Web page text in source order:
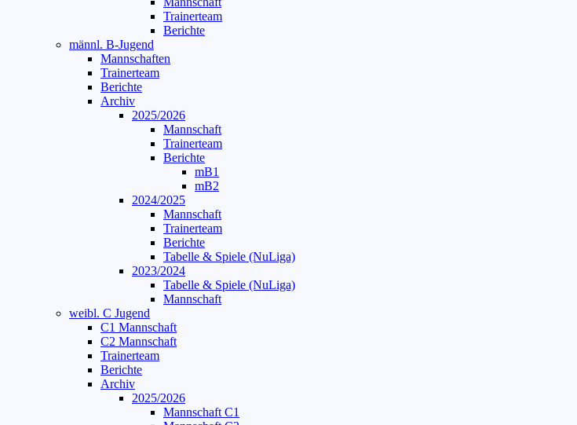
Trainerteam
Berichte
männl. B-Jugend
Mannschaften
Trainerteam
Berichte
Archiv
2025/2026
Mannschaft
Trainerteam
Berichte
mB1
mB2
2024/2025
Mannschaft
Trainerteam
Berichte
Tabelle & Spiele (NuLiga)
2023/2024
Tabelle & Spiele (NuLiga)
Mannschaft
weibl. C Jugend
C1 Mannschaft
C2 Mannschaft
Trainerteam
Berichte
Archiv
2025/2026
Mannschaft C1